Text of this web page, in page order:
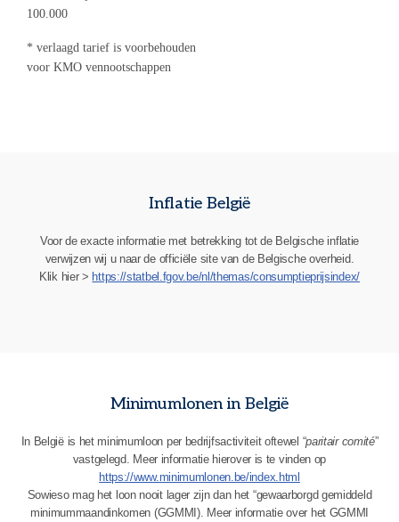
100.000
* verlaagd tarief is voorbehouden
voor KMO vennootschappen
Inflatie België
Voor de exacte informatie met betrekking tot de Belgische inflatie
verwijzen wij u naar de officiële site van de Belgische overheid.
Klik hier > https://statbel.fgov.be/nl/themas/consumptieprijsindex/
Minimumlonen in België
In België is het minimumloon per bedrijfsactiviteit oftewel “paritair comité”
vastgelegd. Meer informatie hierover is te vinden op
https://www.minimumlonen.be/index.html
Sowieso mag het loon nooit lager zijn dan het “gewaarborgd gemiddeld
minimummaandinkomen (GGMMI). Meer informatie over het GGMMI